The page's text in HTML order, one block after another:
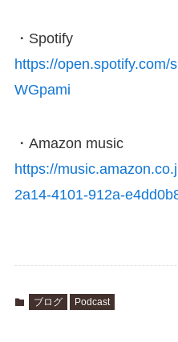
・Spotify
https://open.spotify.com/
WGpami
・Amazon music
https://
2a14-4101-912a-
ブログ Podcast